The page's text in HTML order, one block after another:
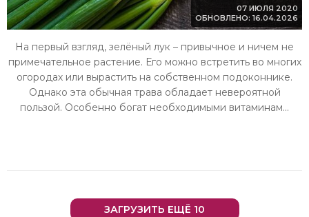
07 ИЮЛЯ 2020
ОБНОВЛЕНО: 16.04.2026
На первый взгляд, зелёный лук – привычное и ничем не
примечательное растение. Его можно встретить во многих
огородах или вырастить на собственном подоконнике.
Однако эта обычная трава обладает невероятной
пользой. Особенно богат необходимыми витаминам...
ЗАГРУЗИТЬ ЕЩЁ 10